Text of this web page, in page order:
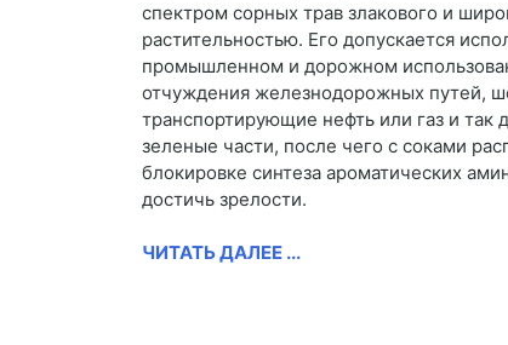
спектром сорных трав злакового и
растительностью. Его допускается
промышленном и дорожном
отчуждения железнодорожных путей,
транспортирующие нефть или газ и так
зеленые части, после чего с соками
блокировке синтеза ароматических
достичь зрелости.
ЧИТАТЬ ДАЛЕЕ ...